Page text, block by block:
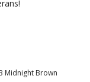
Midnight Brown